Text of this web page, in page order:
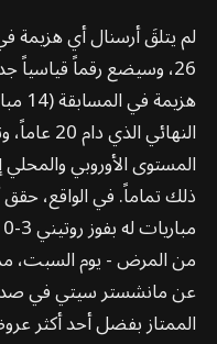
26، وسيضع رقماً
النهائي
المستوى الأوروبي
ذلك تماماً. في الواقع،
من المرض - يوم السبت،
عن مانشستر سيتي في
الممتاز بفضل أحد أكثر